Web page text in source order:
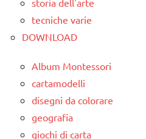
MONTESSORI
psicoaritmetica
TUTORIAL
DIDATTICA
MONTESSORI
MATEMATICA
materiale
nomenclature
Montessori
storia dell'arte
tecniche varie
DOWNLOAD
Album Montessori
cartamodelli
disegni da colorare
geografia
giochi di carta